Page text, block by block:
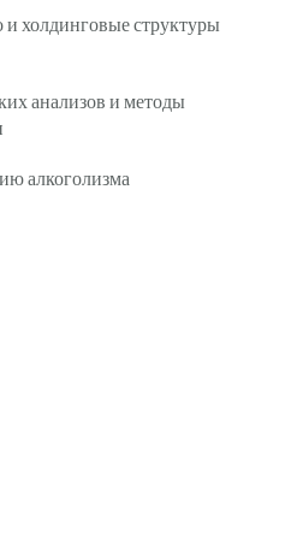
и холдинговые структуры
анализов и методы
алкоголизма